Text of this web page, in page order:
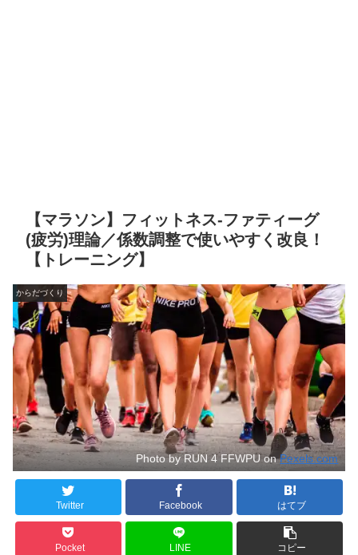
【マラソン】フィットネス-ファティーグ
(疲労)理論／係数調整で使いやすく改良！
【トレーニング】
からだづくり
Photo by RUN 4 FFWPU onPexels.com
Twitter Facebook はてブ
Pocket LINE コピー